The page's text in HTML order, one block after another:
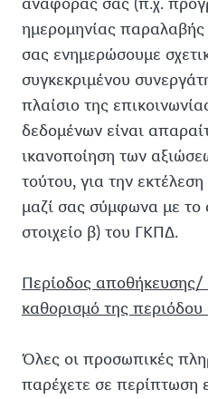
ημερομηνίας
σας ενημερώσουμε
συγκεκριμένου
πλαίσιο της
δεδομένων είναι
ικανοποίηση των
τούτου, για την
μαζί σας σύμφωνα με
στοιχείο β) του ΓΚΠΔ.
Περίοδος αποθήκευσης/
καθορισμό της
Όλες οι προσωπικές
παρέχετε σε περίπτωση